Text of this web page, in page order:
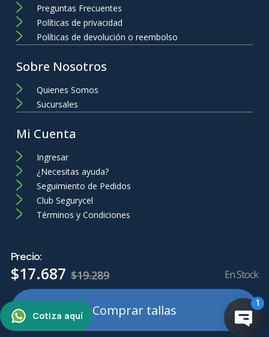
Precio:
$17.687 $19.289 En Stock
Comprar tallas
Preguntas Frecuentes
Políticas de privacidad
Políticas de devolución o reembolso
Sobre Nosotros
Quienes Somos
Sucursales
Mi Cuenta
Ingresar
¿Necesitas ayuda?
Seguimiento de Pedidos
Club Segurycel
Términos y Condiciones